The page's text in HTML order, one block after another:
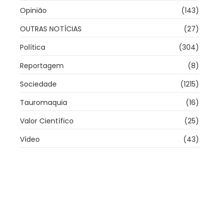
Opinião
(143)
OUTRAS NOTÍCIAS
(27)
Política
(304)
Reportagem
(8)
Sociedade
(1215)
Tauromaquia
(16)
Valor Científico
(25)
Vídeo
(43)